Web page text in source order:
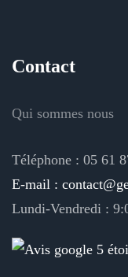
Contact
Qui sommes nous
Téléphone : 05 61
E-mail :
Lundi-Vendredi :